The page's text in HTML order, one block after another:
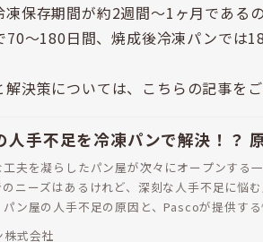
保存期間が約2週間～1ヶ月である
～180日間、焼成後冷凍パンでは
決策については、こちらの記事をご
人手不足を冷凍パンで解決！？
工夫を凝らしたパン屋が次々にオープンする
ニーズはあるけれど、深刻な人手不足に悩む店
パン屋の人手不足の原因と、Pascoが提供す
式会社